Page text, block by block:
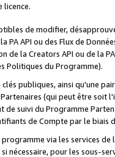
licence.
de modifier,
PA API ou des Flux de
la Creators API ou de la
Politiques du Programme).
publiques, ainsi qu'une
(qui peut être soit
de suivi du Programme
de Compte par le biais
via les services
nécessaire, pour les sous-